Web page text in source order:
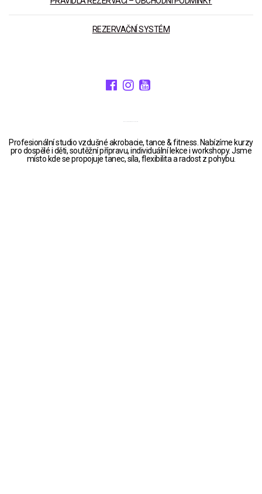
Profesionální studio vzdušné akrobacie, tance & fitness. Nabízíme kurzy
pro dospělé i děti, soutěžní přípravu, individuální lekce i workshopy. Jsme
místo kde se propojuje tanec, síla, flexibilita a radost z pohybu.
REZERVAČNÍ SYSTÉM